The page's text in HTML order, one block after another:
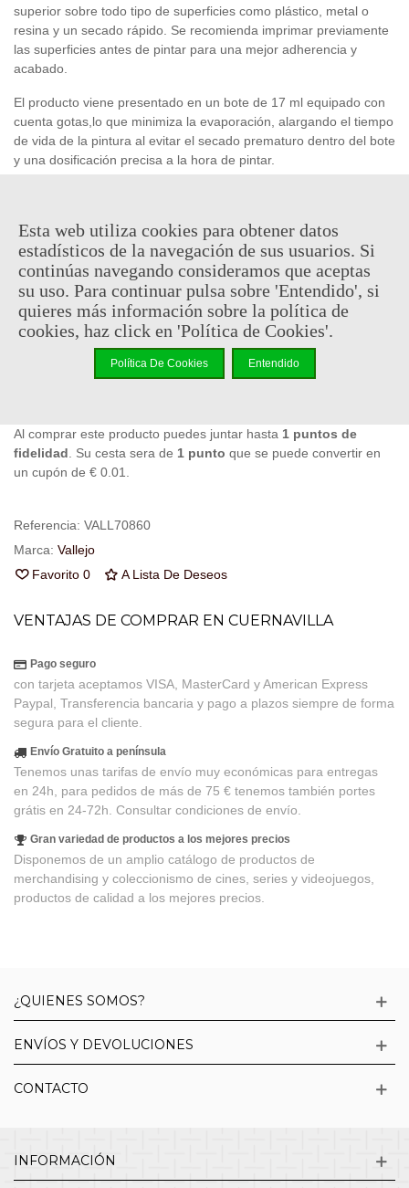
superior sobre todo tipo de superficies como plástico, metal o
resina y un secado rápido. Se recomienda imprimar previamente
las superficies antes de pintar para una mejor adherencia y
acabado.
El producto viene presentado en un bote de 17 ml equipado con
cuenta gotas,lo que minimiza la evaporación, alargando el tiempo
de vida de la pintura al evitar el secado prematuro dentro del bote
y una dosificación precisa a la hora de pintar.
2,41 € (impuestos inc.)
En stock, envío en 24/48h
Añadir Al Carrito
Código QR Compartir
Al comprar este producto puedes juntar hasta 1 puntos de
fidelidad . Su cesta sera de 1 punto que se puede convertir en
un cupón de € 0.01
Referencia: VALL70860
Marca: Vallejo
Favorito 0 A Lista De Deseos
VENTAJAS DE COMPRAR EN CUERNAVILLA
Pago seguro
con tarjeta aceptamos VISA, MasterCard y American Express
Paypal, Transferencia bancaria y pago a plazos siempre de forma
segura para el cliente.
Envío Gratuito a península
Tenemos unas tarifas de envío muy económicas para entregas
en 24h, para pedidos de más de 75 € tenemos también portes
grátis en 24-72h. Consultar condiciones de envío.
Gran variedad de productos a los mejores precios
Disponemos de un amplio catálogo de productos de
merchandising y coleccionismo de cines, series y videojuegos,
productos de calidad a los mejores precios.
¿QUIENES SOMOS?
ENVÍOS Y DEVOLUCIONES
CONTACTO
INFORMACIÓN
Esta web utiliza cookies para obtener datos
estadísticos de la navegación de sus usuarios. Si
continúas navegando consideramos que aceptas
su uso. Para continuar pulsa sobre 'Entendido', si
quieres más información sobre la política de
cookies, haz click en 'Política de Cookies'.
Política De Cookies Entendido